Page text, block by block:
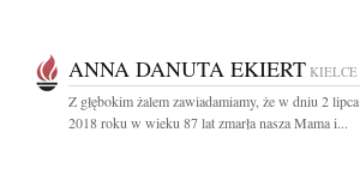
ANNA DANUTA EKIERT KIELCE
Z głębokim żalem zawiadamiamy, że w dniu 2 lipca
2018 roku w wieku 87 lat zmarła nasza Mama i...